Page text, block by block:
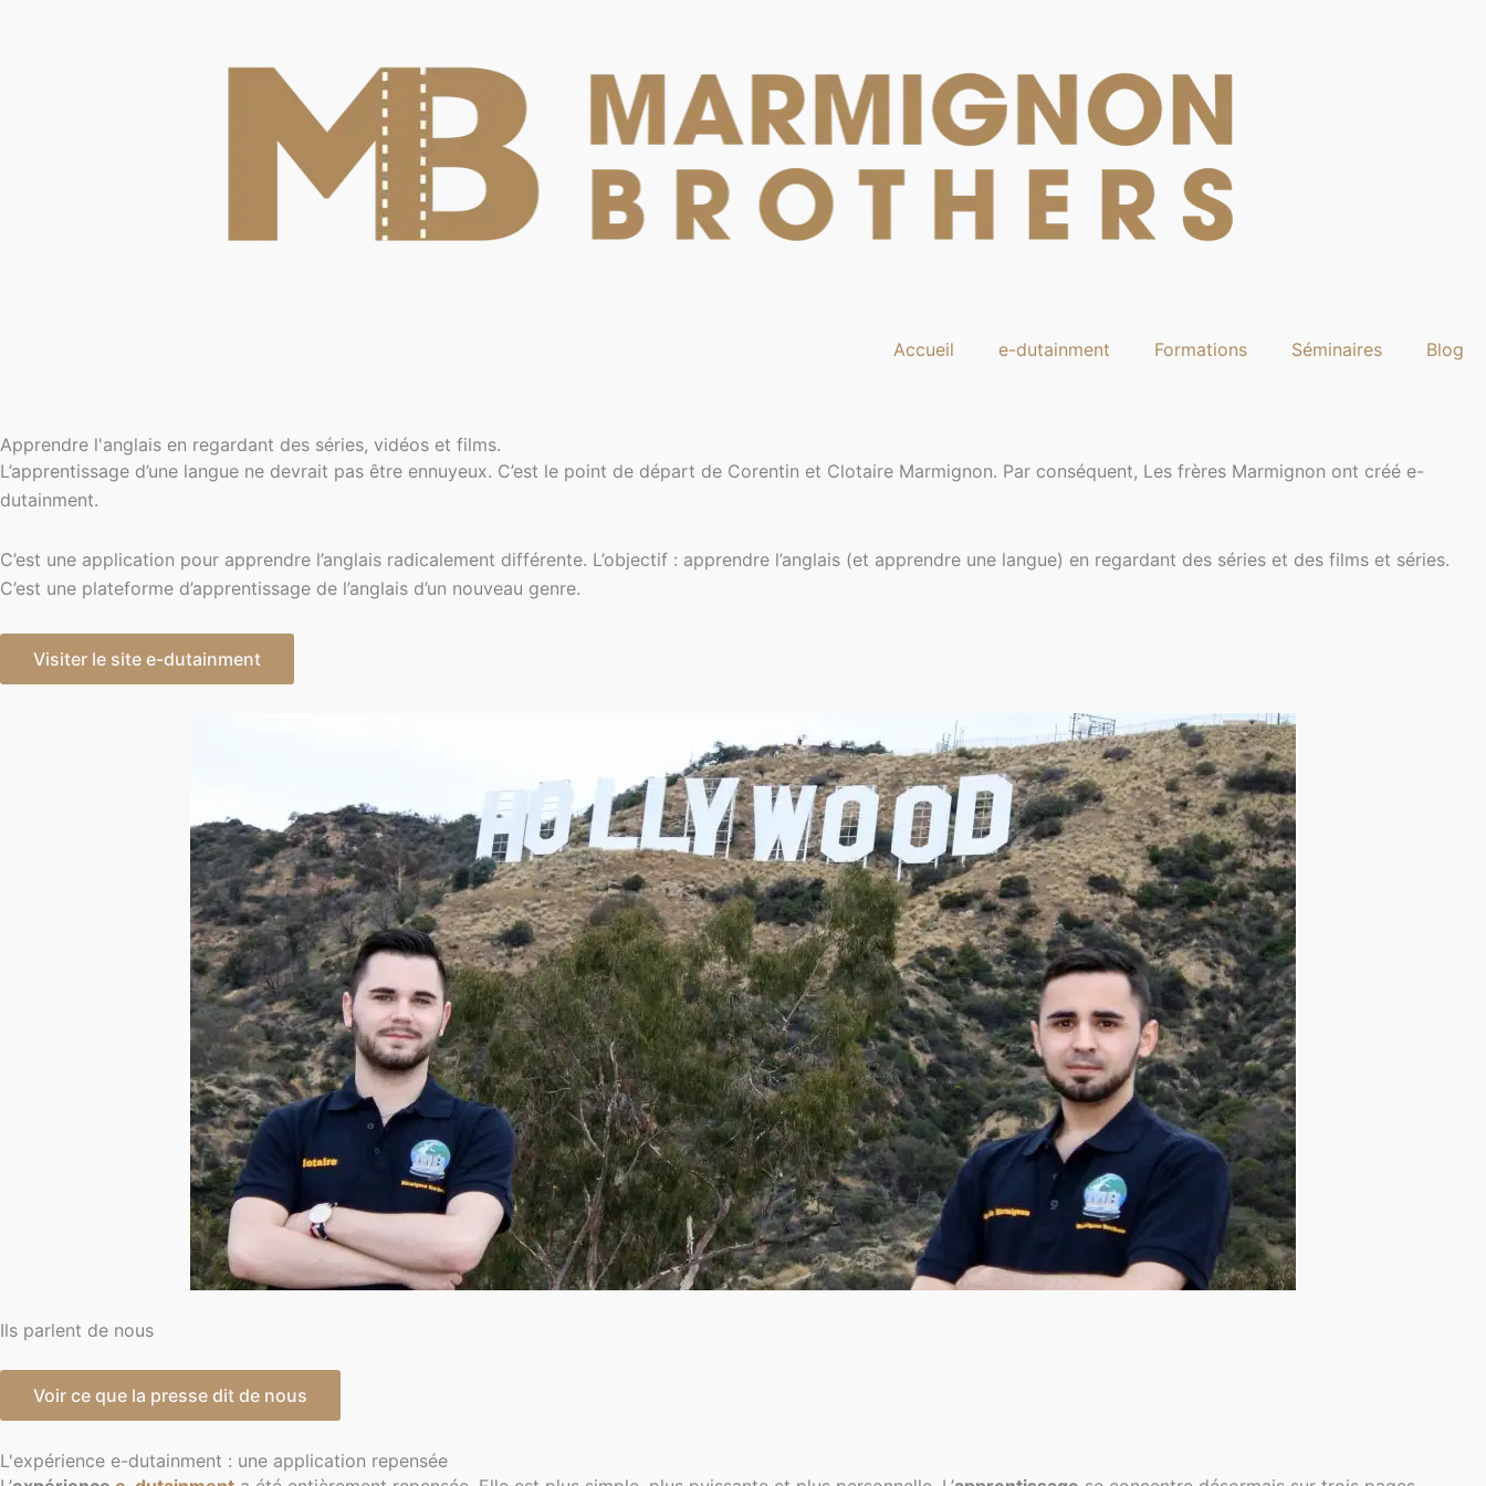
Accueil e-dutainment Formations Séminaires Blog
Apprendre l'anglais en regardant des séries, vidéos et films.
L’apprentissage d’une langue ne devrait pas être ennuyeux. C’est le point de départ de Corentin et Clotaire Marmignon. Par conséquent, Les frères Marmignon ont créé e-
dutainment.
C’est une application pour apprendre l’anglais radicalement différente. L’objectif : apprendre l’anglais (et apprendre une langue) en regardant des séries et des films et séries.
C’est une plateforme d’apprentissage de l’anglais d’un nouveau genre.
Visiter le site e-dutainment
Ils parlent de nous
Voir ce que la presse dit de nous
L'expérience e-dutainment : une application repensée